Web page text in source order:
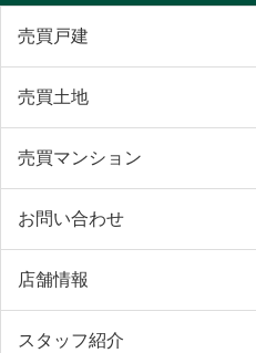
売買戸建
売買土地
売買マンション
お問い合わせ
店舗情報
スタッフ紹介